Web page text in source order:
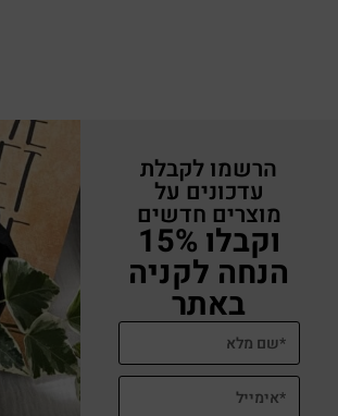
הרשמו לקבלת
עדכונים על
מוצרים חדשים
וקבלו 15%
הנחה לקניה
באתר